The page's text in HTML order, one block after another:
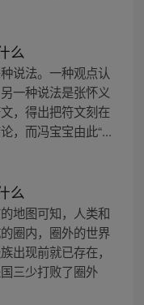
么
说法。一种观点认
一种说法是张怀义
，得出把符文刻在
，而冯宝宝由此“...
么
地图可知，人类和
圈内，圈外的世界
出现前就已存在，
三少打败了圈外